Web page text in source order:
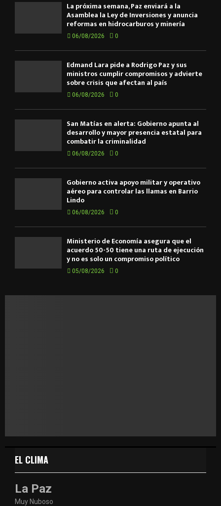
La próxima semana, Paz enviará a la
Asamblea la Ley de Inversiones y anuncia
reformas en hidrocarburos y minería
06/08/2026 0
Edmand Lara pide a Rodrigo Paz y sus
ministros cumplir compromisos y advierte
sobre crisis que afectan al país
06/08/2026 0
San Matías en alerta: Gobierno apunta al
desarrollo y mayor presencia estatal para
combatir la criminalidad
06/08/2026 0
Gobierno activa apoyo militar y operativo
aéreo para controlar las llamas en Barrio
Lindo
06/08/2026 0
Ministerio de Economía asegura que el
acuerdo 50-50 tiene una ruta de ejecución
y no es solo un compromiso político
05/08/2026 0
EL CLIMA
La Paz
Muy Nuboso